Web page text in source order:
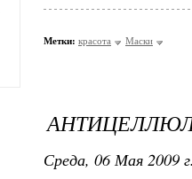
Метки: красота Маски
Среда, 06 Мая 2009